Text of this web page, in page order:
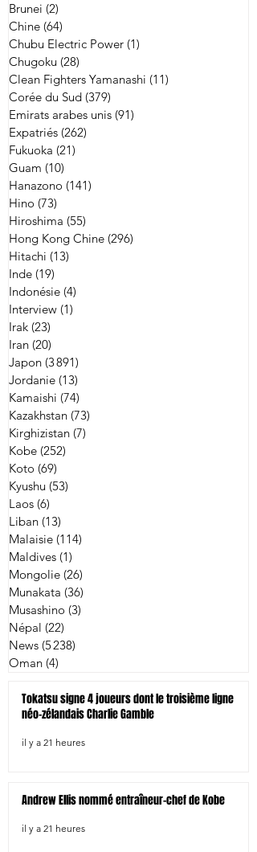
Brunei (2)
Chine (64)
Chubu Electric Power (1)
Chugoku (28)
Clean Fighters Yamanashi (11)
Corée du Sud (379)
Emirats arabes unis (91)
Expatriés (262)
Fukuoka (21)
Guam (10)
Hanazono (141)
Hino (73)
Hiroshima (55)
Hong Kong Chine (296)
Hitachi (13)
Inde (19)
Indonésie (4)
Interview (1)
Irak (23)
Iran (20)
Japon (3 891)
Jordanie (13)
Kamaishi (74)
Kazakhstan (73)
Kirghizistan (7)
Kobe (252)
Koto (69)
Kyushu (53)
Laos (6)
Liban (13)
Malaisie (114)
Maldives (1)
Mongolie (26)
Munakata (36)
Musashino (3)
Népal (22)
News (5 238)
Oman (4)
Tokatsu signe 4 joueurs dont le troisième ligne
néo-zélandais Charlie Gamble
il y a 21 heures
Andrew Ellis nommé entraîneur-chef de Kobe
il y a 21 heures